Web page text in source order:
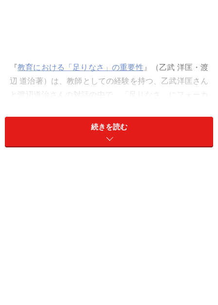
『教育における「足りなさ」の重要性』（乙武 洋匡・渡
辺 道治著）は、教師としての経験を持つ、乙武洋匡さん
と渡辺道治さんの対話の中で、「足りなさ」にフォーカ
今回は本書から一部抜粋し、乙武さんが小学校教師時代
続きを読む